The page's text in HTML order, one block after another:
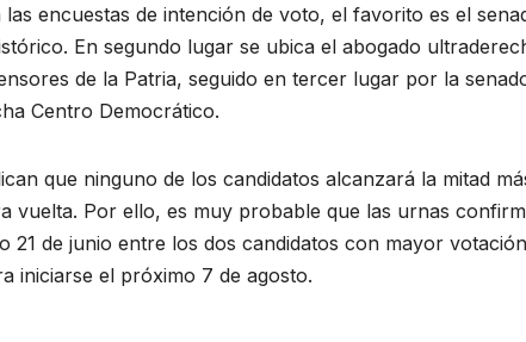
encuestas de intención de voto, el favorito es el
En segundo lugar se ubica el abogado
de la Patria, seguido en tercer lugar por la
Centro Democrático.
que ninguno de los candidatos alcanzará la mitad
vuelta. Por ello, es muy probable que las urnas
21 de junio entre los dos candidatos con mayor
iniciarse el próximo 7 de agosto.